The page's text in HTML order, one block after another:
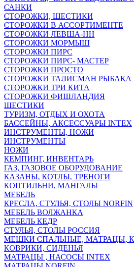
САНКИ
СТОРОЖКИ, ШЕСТИКИ
СТОРОЖКИ В АССОРТИМЕНТЕ
СТОРОЖКИ ЛЕВША-НН
СТОРОЖКИ МОРМЫШ
СТОРОЖКИ ПИРС
СТОРОЖКИ ПИРС- МАСТЕР
СТОРОЖКИ ПРОСТО
СТОРОЖКИ ТАЛИСМАН РЫБАКА
СТОРОЖКИ ТРИ КИТА
СТОРОЖКИ ФИШЛАНДИЯ
ШЕСТИКИ
ТУРИЗМ, ОТДЫХ И ОХОТА
БАССЕЙНЫ, АКСЕССУАРЫ INTEX
ИНСТРУМЕНТЫ, НОЖИ
ИНСТРУМЕНТЫ
НОЖИ
КЕМПИНГ, ИНВЕНТАРЬ
ГАЗ, ГАЗОВОЕ ОБОРУДОВАНИЕ
КАЗАНЫ, КОТЛЫ, ТРЕНОГИ
КОПТИЛЬНИ, МАНГАЛЫ
МЕБЕЛЬ
КРЕСЛА, СТУЛЬЯ, СТОЛЫ NORFIN
МЕБЕЛЬ ВОЛЖАНКА
МЕБЕЛЬ КЕДР
СТУЛЬЯ, СТОЛЫ РОССИЯ
МЕШКИ СПАЛЬНЫЕ, МАТРАЦЫ,
КОВРИКИ, СИДЕНЬЯ
МАТРАЦЫ , НАСОСЫ INTEX